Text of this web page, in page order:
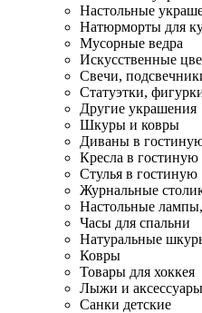
Настольные
Натюрморты для
Мусорные ведра
Искусственные
Свечи,
Статуэтки,
Другие украшения
Шкуры и ковры
Диваны в
Кресла в гостиную
Стулья в гостиную
Журнальные
Настольные
Часы для спальни
Натуральные
Ковры
Товары для хоккея
Лыжи и аксессуары
Санки детские